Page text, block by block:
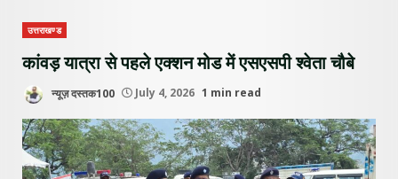
उत्तराखण्ड
कांवड़ यात्रा से पहले एक्शन मोड में एसएसपी श्वेता चौबे
न्यूज़ दस्तक100 July 4, 2026 1 min read